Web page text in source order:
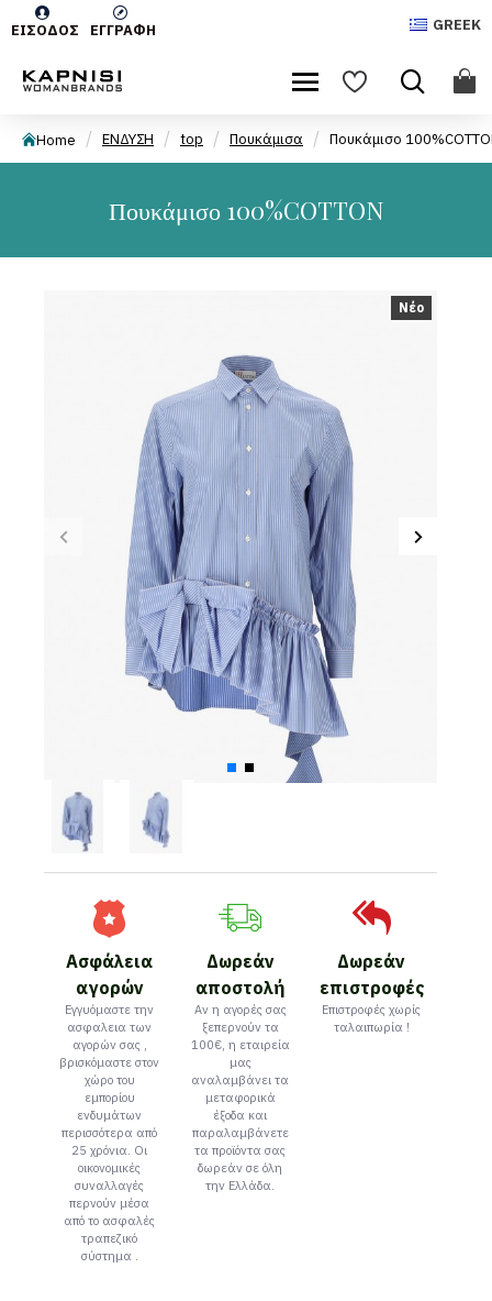
ΕΊΣΟΔΟΣ ΕΓΓΡΑΦΉ GREEK
Home ΕΝΔΥΣΗ top Πουκάμισα Πουκάμισο
Πουκάμισο 100%COTTON
Νέο
Ασφάλεια
αγορών
Εγγυόμαστε την
ασφαλεια των
αγορών σας ,
βρισκόμαστε στον
χώρο του
εμπορίου
ενδυμάτων
περισσότερα από
25 χρόνια. Οι
οικονομικές
συναλλαγές
περνούν μέσα
από το ασφαλές
τραπεζικό
σύστημα .
Δωρεάν
αποστολή
Αν η αγορές σας
ξεπερνούν τα
100€, η εταιρεία
μας
αναλαμβάνει τα
μεταφορικά
έξοδα και
παραλαμβάνετε
τα προϊόντα σας
δωρεάν σε όλη
την Ελλάδα.
Δωρεάν
επιστροφές
Επιστροφές χωρίς
ταλαιπωρία !